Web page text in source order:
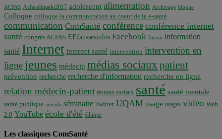
ACFAS Acfasalimado2017 adolescent alimentation Archivage blogue
Colloque colloque la communication au coeur de la e-santé
communication ComSanté conférence conférence internet
santé congrès ACFAS EEfaussesinfos Facebook forum information
santé Internet internet santé intervention intervention en
ligne jeunes médecin médias sociaux patient
prévention recherche recherche d'information recherche en ligne
relation médecin-patient réseaux sociaux santé santé mentale
santé publique suicide séminaire Twitter UQAM usage usages vidéo Web
2.0 YouTube école d'été éthique
Les classiques ComSanté